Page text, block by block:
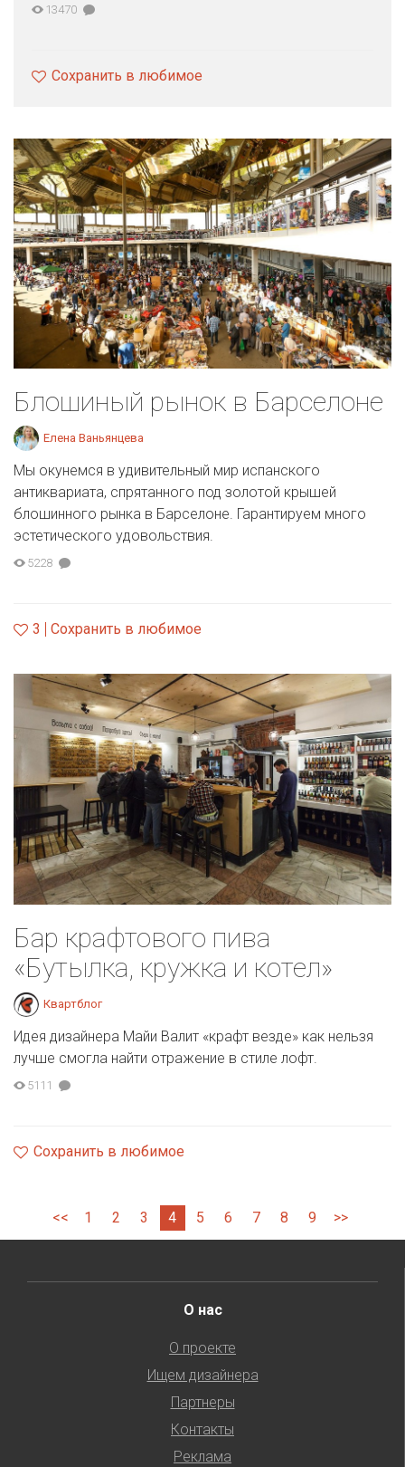
13470
Сохранить в любимое
Блошиный рынок в Барселоне
Елена Ваньянцева
Мы окунемся в удивительный мир испанского
антиквариата, спрятанного под золотой крышей
блошинного рынка в Барселоне. Гарантируем много
эстетического удовольствия.
5228
3 Сохранить в любимое
Бар крафтового пива
«Бутылка, кружка и котел»
Квартблог
Идея дизайнера Майи Валит «крафт везде» как нельзя
лучше смогла найти отражение в стиле лофт.
5111
Сохранить в любимое
<< 1 2 3 4 5 6 7 8 9 >>
О нас
О проекте
Ищем дизайнера
Партнеры
Контакты
Реклама